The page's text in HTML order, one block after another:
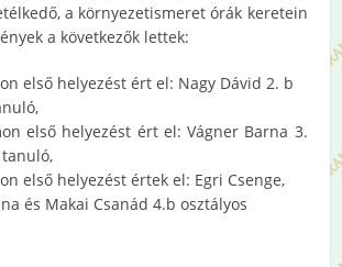
a környezetismeret órák keretein
a következők lettek:
első helyezést ért el: Nagy Dávid 2. b
első helyezést ért el: Vágner Barna 3.
első helyezést értek el: Egri Csenge,
és Makai Csanád 4.b osztályos